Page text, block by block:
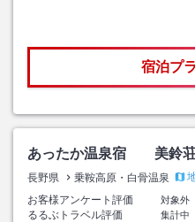
宿泊プ
あったか温泉宿 美鈴
長野県 乗鞍高原・白骨温泉
お客様アンケート評価
対象外
るるぶトラベル評価
集計中